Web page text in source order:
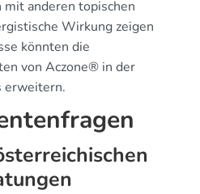
anderen topischen
Wirkung zeigen
könnten die
von Aczone® in der
erweitern.